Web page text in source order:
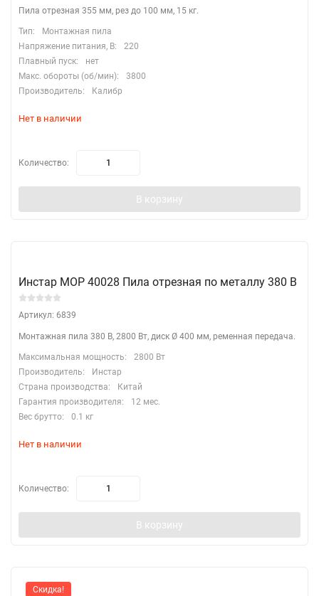
Пила отрезная 355 мм, рез до 100 мм, 15 кг.
Тип:
Монтажная пила
Напряжение питания, В:
220
Плавный пуск:
нет
Макс. обороты (об/мин):
3800
Производитель:
Калибр
Нет в наличии
Количество:
В корзину
Инстар МОР 40028 Пила отрезная по металлу 380 В
Артикул: 6839
Монтажная пила 380 В, 2800 Вт, диск Ø 400 мм, ременная передача.
Максимальная мощность:
2800 Вт
Производитель:
Инстар
Страна производства:
Китай
Гарантия производителя:
12 мес.
Вес брутто:
0.1 кг
Нет в наличии
Количество:
В корзину
Скидка!